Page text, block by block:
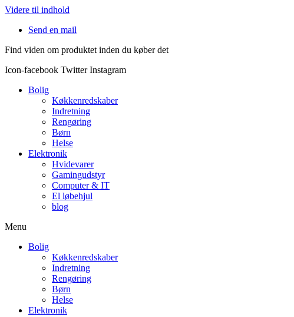
Videre til indhold
Send en mail
Find viden om produktet inden du køber det
Icon-facebook Twitter Instagram
Bolig
Køkkenredskaber
Indretning
Rengøring
Børn
Helse
Elektronik
Hvidevarer
Gamingudstyr
Computer & IT
El løbehjul
blog
Menu
Bolig
Køkkenredskaber
Indretning
Rengøring
Børn
Helse
Elektronik